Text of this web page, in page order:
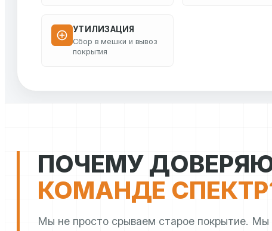
УТИЛИЗАЦИЯ
Сбор в мешки и вывоз
покрытия
ПОЧЕМУ
КОМАНДЕ
Мы не просто срываем старое покрытие. Мы